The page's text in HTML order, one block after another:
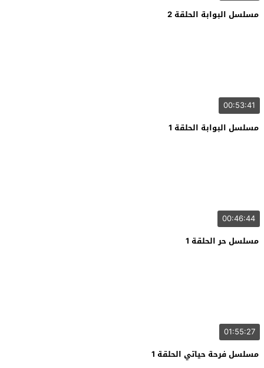
مسلسل البوابة الحلقة 2
00:53:41
مسلسل البوابة الحلقة 1
00:46:44
مسلسل حر الحلقة 1
01:55:27
مسلسل فرحة حياتي الحلقة 1